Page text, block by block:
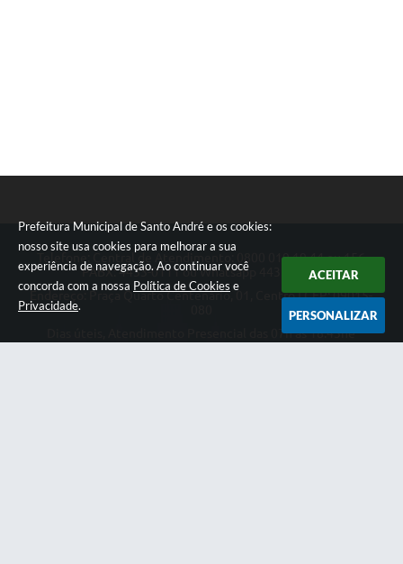
Prefeitura Municipal de Santo André e os cookies:
nosso site usa cookies para melhorar a sua
experiência de navegação. Ao continuar você
concorda com a nossa Política de Cookies e
Privacidade.
ACEITAR
PERSONALIZAR
Telefone: Central de Atendimento: 0800 019 19 44 ou 156
PABX: 4433-0111 ou Whatsapp 4433-0123
Endereço: Praça Quarto Centenário, 01, Centro | CEP: 09015-
Dias úteis, Atendimento Presencial das 07h as 18:45he